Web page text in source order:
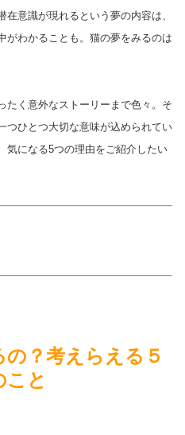
意識が現れるという夢の内容は、
がわかることも。猫の夢をみるのは
たく意外なストーリーまで色々。そ
つひとつ大切な意味が込められてい
気になる5つの理由をご紹介したい
？考えらえる５
こと